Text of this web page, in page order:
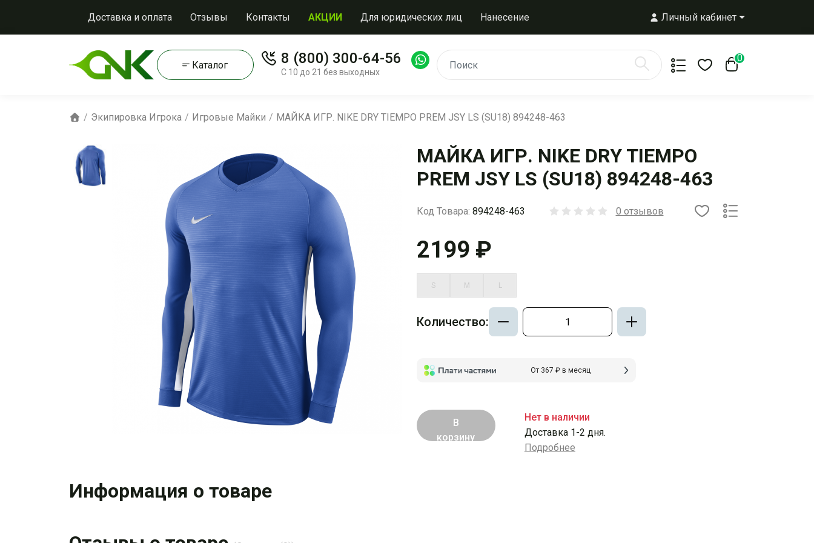
Доставка и оплата Отзывы Контакты АКЦИИ Для юридических лиц Нанесение Личный кабинет
Каталог 8 (800) 300-64-56
С 10 до 21 без выходных
0
Экипировка Игрока Игровые Майки МАЙКА ИГР. NIKE DRY TIEMPO PREM JSY LS (SU18) 894248-463
МАЙКА ИГР. NIKE DRY TIEMPO
PREM JSY LS (SU18) 894248-463
Код Товара: 894248-463 0 отзывов
2199 ₽
S M L
Количество:
От 367 ₽ в месяц
В
корзину
Нет в наличии
Доставка 1-2 дня.
Подробнее
Информация о товаре